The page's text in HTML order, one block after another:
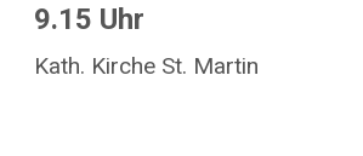
9.15 Uhr
Kath. Kirche St. Martin